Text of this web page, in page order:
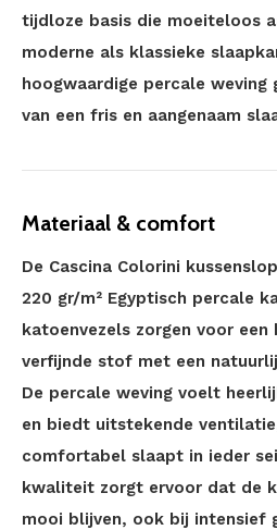
tijdloze basis die moeiteloos
moderne als klassieke
hoogwaardige percale weving
van een fris en aangenaam
Materiaal & comfort
De Cascina Colorini
220 gr/m² Egyptisch percale
katoenvezels zorgen voor een
verfijnde stof met een
De percale weving voelt
en biedt uitstekende
comfortabel slaapt in ieder
kwaliteit zorgt ervoor dat de
mooi blijven, ook bij intensief